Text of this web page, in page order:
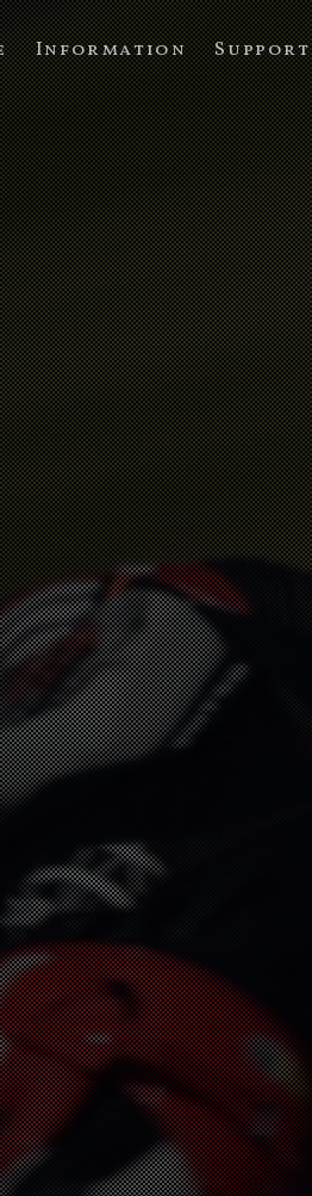
Information Support